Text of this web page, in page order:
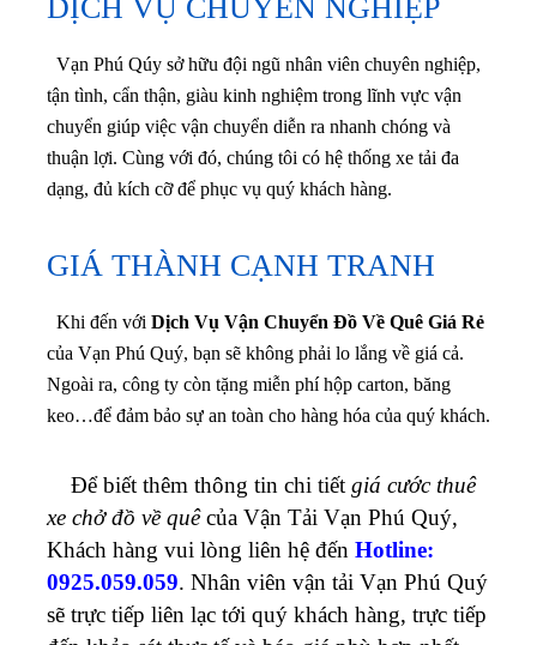
DỊCH VỤ CHUYÊN NGHIỆP
Vạn Phú Qúy sở hữu đội ngũ nhân viên chuyên nghiệp,
tận tình, cẩn thận, giàu kinh nghiệm trong lĩnh vực vận
chuyển giúp việc vận chuyển diễn ra nhanh chóng và
thuận lợi. Cùng với đó, chúng tôi có hệ thống xe tải đa
dạng, đủ kích cỡ để phục vụ quý khách hàng.
GIÁ THÀNH CẠNH TRANH
Khi đến với Dịch Vụ Vận Chuyển Đồ Về Quê Giá Rẻ
của Vạn Phú Quý, bạn sẽ không phải lo lắng về giá cả.
Ngoài ra, công ty còn tặng miễn phí hộp carton, băng
keo…để đảm bảo sự an toàn cho hàng hóa của quý khách.
Để biết thêm thông tin chi tiết giá cước thuê
xe chở đồ về quêcủa Vận Tải Vạn Phú Quý,
Khách hàng vui lòng liên hệ đến Hotline:
0925.059.059. Nhân viên vận tải Vạn Phú Quý
sẽ trực tiếp liên lạc tới quý khách hàng, trực tiếp